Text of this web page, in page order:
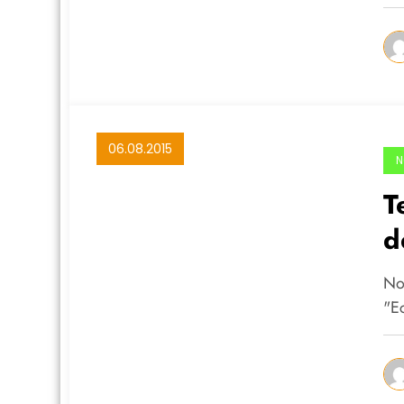
06.08.2015